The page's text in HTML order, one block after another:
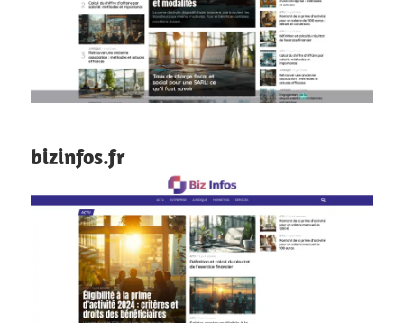
bizinfos.fr